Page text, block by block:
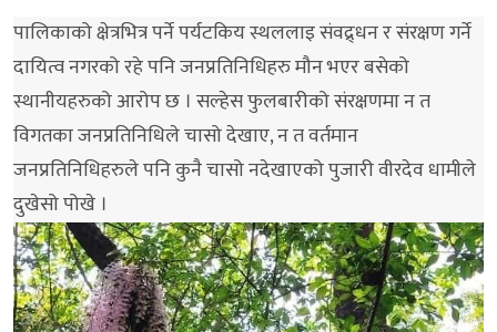
पालिकाको क्षेत्रभित्र पर्ने पर्यटकिय स्थललाइ संवद्र्धन र संरक्षण गर्ने
दायित्व नगरको रहे पनि जनप्रतिनिधिहरु मौन भएर बसेको
स्थानीयहरुको आरोप छ । सल्हेस फुलबारीको संरक्षणमा न त
विगतका जनप्रतिनिधिले चासो देखाए, न त वर्तमान
जनप्रतिनिधिहरुले पनि कुनै चासो नदेखाएको पुजारी वीरदेव धामीले
दुखेसो पोखे ।